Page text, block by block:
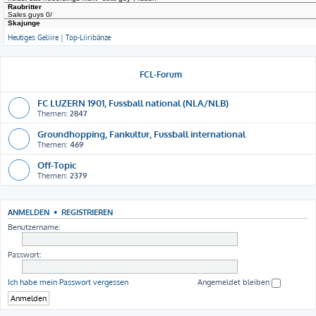
Heutiges Geliire | Top-Liiribänze
FCL-Forum
FC LUZERN 1901, Fussball national (NLA/NLB)
Themen: 2847
Groundhopping, Fankultur, Fussball international
Themen: 469
Off-Topic
Themen: 2379
ANMELDEN • REGISTRIEREN
Benutzername:
Passwort:
Ich habe mein Passwort vergessen Angemeldet bleiben